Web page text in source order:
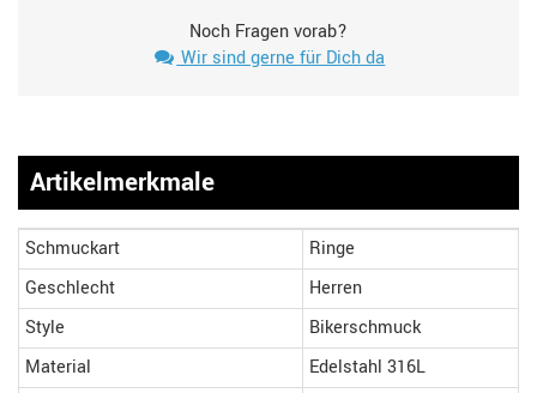
Noch Fragen vorab?
Wir sind gerne für Dich da
Artikelmerkmale
Schmuckart
Ringe
Geschlecht
Herren
Style
Bikerschmuck
Material
Edelstahl 316L